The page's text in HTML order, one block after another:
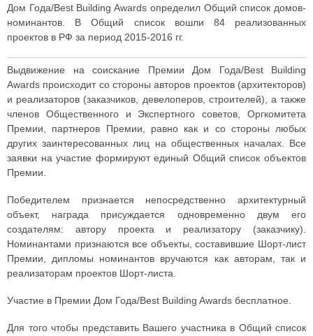
Дом Года/Best Building Awards определил Общий список домов-
номинантов. В Общий список вошли 84 реализованных
проектов в РФ за период 2015-2016 гг.
Выдвижение на соискание Премии Дом Года/Best Building
Awards происходит со стороны авторов проектов (архитекторов)
и реализаторов (заказчиков, девелоперов, строителей), а также
членов Общественного и Экспертного советов, Оргкомитета
Премии, партнеров Премии, равно как и со стороны любых
других заинтересованных лиц на общественных началах. Все
заявки на участие формируют единый Общий список объектов
Премии.
Победителем признается непосредственно архитектурный
объект, награда присуждается одновременно двум его
создателям: автору проекта и реализатору (заказчику).
Номинантами признаются все объекты, составившие Шорт-лист
Премии, дипломы номинантов вручаются как авторам, так и
реализаторам проектов Шорт-листа.
Участие в Премии Дом Года/Best Building Awards бесплатное.
Для того чтобы представить Вашего участника в Общий список